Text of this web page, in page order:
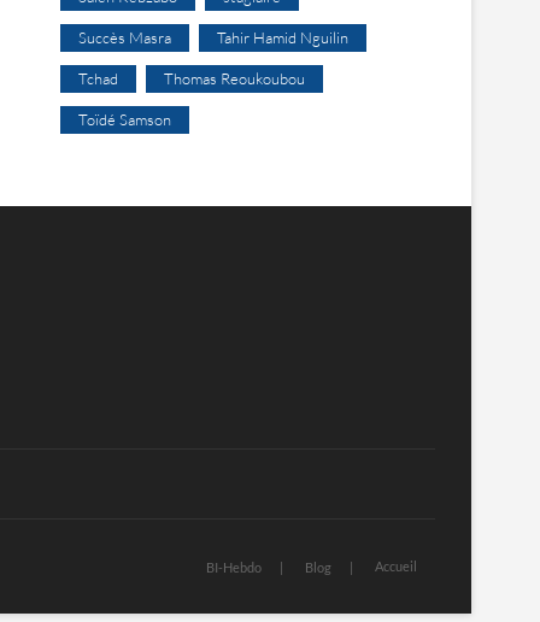
Succès Masra Tahir Hamid Nguilin
Tchad Thomas Reoukoubou
Toïdé Samson
BI-Hebdo Blog Accueil